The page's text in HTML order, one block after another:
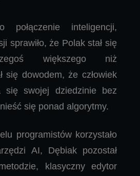
połączenie inteligencji,
sprawiło, że Polak stał się
większego niż
się dowodem, że człowiek
się swojej dziedzinie bez
się ponad algorytmy.
programistów korzystało
AI, Dębiak pozostał
klasyczny edytor